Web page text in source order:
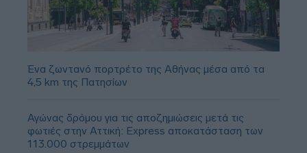
Ένα ζωντανό πορτρέτο της Αθήνας μέσα από τα
4,5 km της Πατησίων
Αγώνας δρόμου για τις αποζημιώσεις μετά τις
φωτιές στην Αττική: Express αποκατάσταση των
113.000 στρεμμάτων